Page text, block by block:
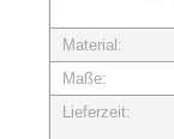
Material:
Maße:
Lieferzeit: